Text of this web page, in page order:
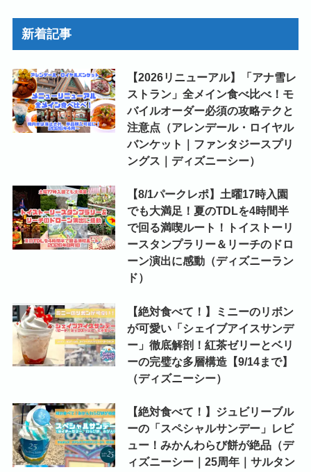
新着記事
【2026リニューアル】「アナ雪レ
ストラン」全メイン食べ比べ！モ
バイルオーダー必須の攻略テクと
注意点（アレンデール・ロイヤル
バンケット｜ファンタジースプリ
ングス｜ディズニーシー）
【8/1パークレポ】土曜17時入園
でも大満足！夏のTDLを4時間半
で回る満喫ルート！トイストーリ
ースタンプラリー＆リーチのドロ
ーン演出に感動（ディズニーラン
ド）
【絶対食べて！】ミニーのリボン
が可愛い「シェイブアイスサンデ
ー」徹底解剖！紅茶ゼリーとベリ
ーの完璧な多層構造【9/14まで】
（ディズニーシー）
【絶対食べて！】ジュビリーブル
ーの「スペシャルサンデー」レビ
ュー！みかんわらび餅が絶品（デ
ィズニーシー｜25周年｜サルタン